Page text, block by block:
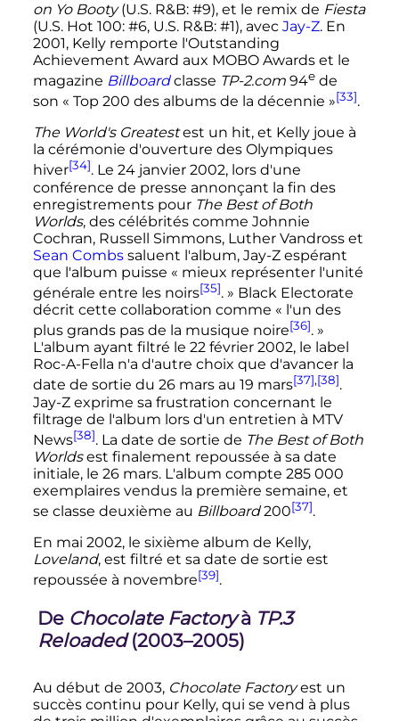
on Yo Booty(U.S. R&B: #9), et le remix de Fiesta
(U.S. Hot 100: #6, U.S. R&B: #1), avec Jay-Z. En
2001, Kelly remporte l'Outstanding
Achievement Award aux MOBO Awards et le
magazine Billboardclasse TP-2.com 94ede
son « Top 200 des albums de la décennie »[33].
The World's Greatestest un hit, et Kelly joue à
la cérémonie d'ouverture des Olympiques
hiver[34]. Le 24 janvier 2002, lors d'une
conférence de presse annonçant la fin des
enregistrements pour The Best of Both
Worlds, des célébrités comme Johnnie
Cochran, Russell Simmons, Luther Vandross et
Sean Combssaluent l'album, Jay-Z espérant
que l'album puisse « mieux représenter l'unité
générale entre les noirs[35]. » Black Electorate
décrit cette collaboration comme « l'un des
plus grands pas de la musique noire[36]. »
L'album ayant filtré le 22 février 2002, le label
Roc-A-Fella n'a d'autre choix que d'avancer la
date de sortie du 26 marsau 19 mars[37],[38].
Jay-Z exprime sa frustration concernant le
filtrage de l'album lors d'un entretien à MTV
News[38]. La date de sortie de The Best of Both
Worldsest finalement repoussée à sa date
initiale, le 26 mars. L'album compte 285 000
exemplaires vendus la première semaine, et
se classe deuxième au Billboard200[37].
En mai 2002, le sixième album de Kelly,
Loveland, est filtré et sa date de sortie est
repoussée à novembre[39].
De Chocolate Factoryà TP.3
Reloaded(2003–2005)
Au début de 2003, Chocolate Factoryest un
succès continu pour Kelly, qui se vend à plus